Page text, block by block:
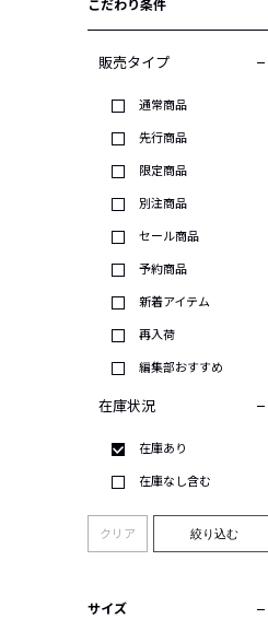
こだわり条件
販売タイプ
通常商品
先行商品
限定商品
別注商品
セール商品
予約商品
新着アイテム
再入荷
編集部おすすめ
在庫状況
在庫あり
在庫なし含む
クリア 絞り込む
サイズ